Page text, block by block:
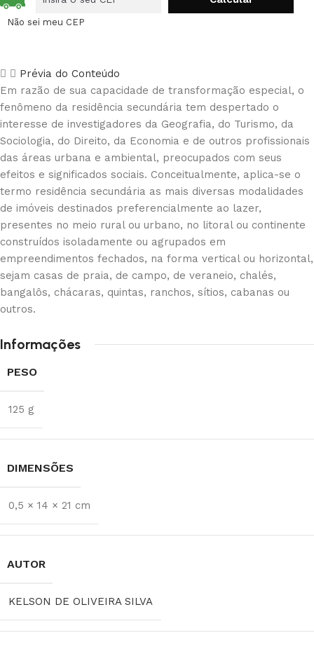
Não sei meu CEP
Prévia do Conteúdo
Em razão de sua capacidade de transformação especial, o
fenômeno da residência secundária tem despertado o
interesse de investigadores da Geografia, do Turismo, da
Sociologia, do Direito, da Economia e de outros profissionais
das áreas urbana e ambiental, preocupados com seus
efeitos e significados sociais. Conceitualmente, aplica-se o
termo residência secundária as mais diversas modalidades
de imóveis destinados preferencialmente ao lazer,
presentes no meio rural ou urbano, no litoral ou continente
construídos isoladamente ou agrupados em
empreendimentos fechados, na forma vertical ou horizontal,
sejam casas de praia, de campo, de veraneio, chalés,
bangalôs, chácaras, quintas, ranchos, sítios, cabanas ou
outros.
Informações
PESO
125 g
DIMENSÕES
0,5 × 14 × 21 cm
AUTOR
KELSON DE OLIVEIRA SILVA